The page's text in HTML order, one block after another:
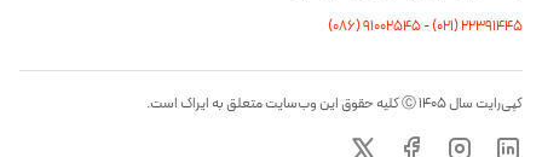
(۰۸۶) ۹۱۰۰۲۵۴۵-(۰21) 22391445
کپی‌رایت سال ۱۴۰۵ Ⓒ کلیه حقوق این وب‌سایت متعلق به ایراک است.